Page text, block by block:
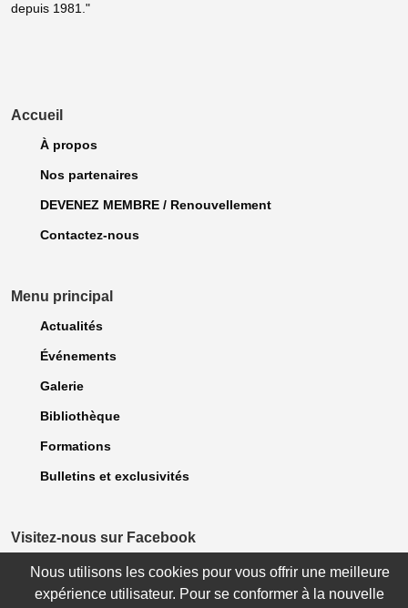
depuis 1981."
Accueil
À propos
Nos partenaires
DEVENEZ MEMBRE / Renouvellement
Contactez-nous
Menu principal
Actualités
Événements
Galerie
Bibliothèque
Formations
Bulletins et exclusivités
Visitez-nous sur Facebook
Nous utilisons les cookies pour vous offrir une meilleure
expérience utilisateur. Pour se conformer à la nouvelle